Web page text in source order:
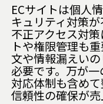
ECサイトは個人
キュリティ対策
不正アクセス対
トや権限管理も
文や情報漏えい
必要です。万が
対応体制も含めて
信頼性の確保が売